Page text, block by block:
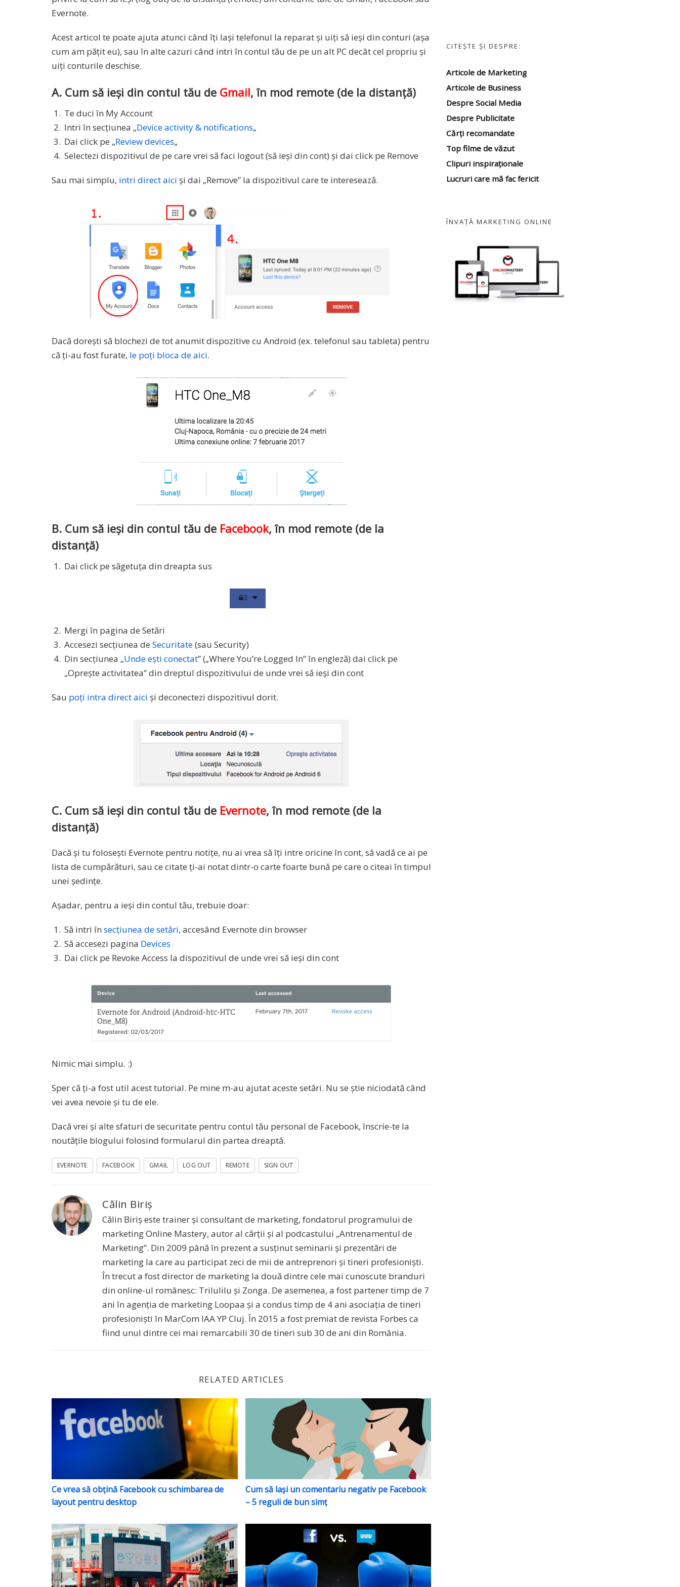
Evernote.
Acest articol te poate ajuta atunci când îți lași telefonul la reparat și uiți să ieși din conturi (așa
cum am pățit eu), sau în alte cazuri când intri în contul tău de pe un alt PC decât cel propriu și
uiți conturile deschise.
A. Cum să ieși din contul tău de Gmail, în mod remote (de la distanță)
Te duci în My Account
Intri în secțiunea „Device activity & notifications„
Dai click pe „Review devices„
Selectezi dispozitivul de pe care vrei să faci logout (să ieși din cont) și dai click pe Remove
Sau mai simplu, intri direct aici și dai „Remove” la dispozitivul care te interesează.
Dacă dorești să blochezi de tot anumit dispozitive cu Android (ex. telefonul sau tableta) pentru
că ți-au fost furate, le poți bloca de aici.
B. Cum să ieși din contul tău de Facebook, în mod remote (de la
distanță)
Dai click pe săgetuța din dreapta sus
Mergi în pagina de Setări
Accesezi secțiunea deSecuritate(sau Security)
Din secțiunea „Unde ești conectat” („Where You’re Logged In” în engleză) dai click pe
„Oprește activitatea” din dreptul dispozitivului de unde vrei să ieși din cont
Sau poți intra direct aici și deconectezi dispozitivul dorit.
C. Cum să ieși din contul tău de Evernote, în mod remote (de la
distanță)
Dacă și tu folosești Evernote pentru notițe, nu ai vrea să îți intre oricine în cont, să vadă ce ai pe
lista de cumpărături, sau ce citate ți-ai notat dintr-o carte foarte bună pe care o citeai în timpul
unei ședințe.
Așadar, pentru a ieși din contul tău, trebuie doar:
Să intri însecțiunea de setări, accesând Evernote din browser
Să accesezi pagina Devices
Dai click pe Revoke Access la dispozitivul de unde vrei să ieși din cont
Nimic mai simplu. :)
Sper că ți-a fost util acest tutorial. Pe mine m-au ajutat aceste setări. Nu se știe niciodată când
vei avea nevoie și tu de ele.
Dacă vrei și alte sfaturi de securitate pentru contul tău personal de Facebook, înscrie-te la
noutățile blogului folosind formularul din partea dreaptă.
EVERNOTE FACEBOOK GMAIL LOG OUT REMOTE SIGN OUT
Călin Biriș
Călin Biriș este trainer și consultant de marketing, fondatorul programului de
marketing Online Mastery, autor al cărții și al podcastului „Antrenamentul de
Marketing”. Din 2009 până în prezent a susținut seminarii și prezentări de
marketing la care au participat zeci de mii de antreprenori și tineri profesioniști.
În trecut a fost director de marketing la două dintre cele mai cunoscute branduri
din online-ul românesc: Trilulilu și Zonga. De asemenea, a fost partener timp de 7
ani în agenția de marketing Loopaa și a condus timp de 4 ani asociația de tineri
profesioniști în MarCom IAA YP Cluj. În 2015 a fost premiat de revista Forbes ca
fiind unul dintre cei mai remarcabili 30 de tineri sub 30 de ani din România.
RELATED ARTICLES
Ce vrea să obțină Facebook cu schimbarea de layout pentru desktop
Ce vrea să obțină Facebook cu schimbarea de
layout pentru desktop
Cum să lași un comentariu negativ pe Facebook – 5 reguli de bun simț
Cum să lași un comentariu negativ pe Facebook
– 5 reguli de bun simț
Facebook anunță o nouă direcție De ce o pagină de Facebook nu-ți poate înlocui website-ul
CITEȘTE ȘI DESPRE:
Articole de Marketing
Articole de Business
Despre Social Media
Despre Publicitate
Cărți recomandate
Top filme de văzut
Clipuri inspiraționale
Lucruri care mă fac fericit
ÎNVAȚĂ MARKETING ONLINE